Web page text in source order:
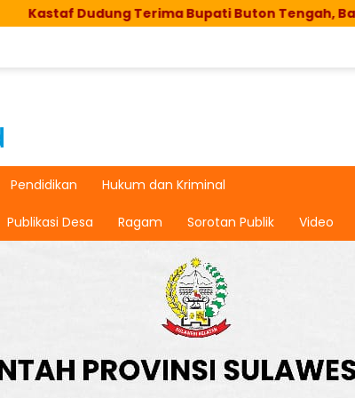
Bupati Buton Tengah, Bahas Potensi Kelautan
Pendidikan Hukum dan Kriminal
Publikasi Desa Ragam Sorotan Publik Video